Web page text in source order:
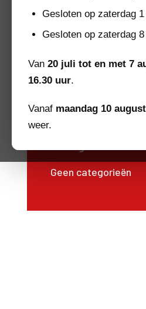
Product
Geen categorieën
Gesloten op zaterdag
Gesloten op zaterdag
Van 20 juli tot en met 7
16.30 uur.
Vanaf maandag 10
weer.